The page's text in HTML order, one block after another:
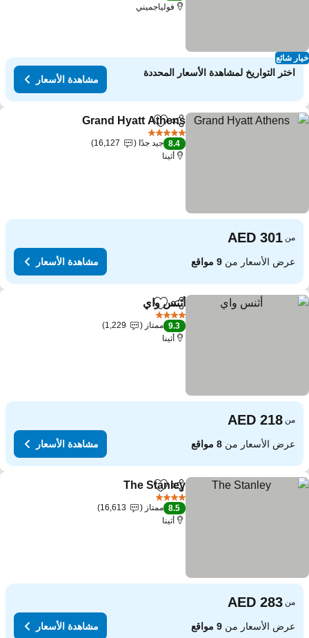
شائع
فولياجميني
اختر التواريخ لمشاهدة الأسعار المحددة
مشاهدة الأسعار
مشاركةAdd to favorites
Grand Hyatt Athens
8.4 جيد جدًا
16,127
أثينا
من
عرض الأسعار من9 مواقع مشاهدة الأسعار
مشاركةAdd to favorites
أثنس واي
9.3 ممتاز
1,229
أثينا
من
عرض الأسعار من8 مواقع مشاهدة الأسعار
مشاركةAdd to favorites
The Stanley
8.5 ممتاز
16,613
أثينا
من
عرض الأسعار من9 مواقع مشاهدة الأسعار